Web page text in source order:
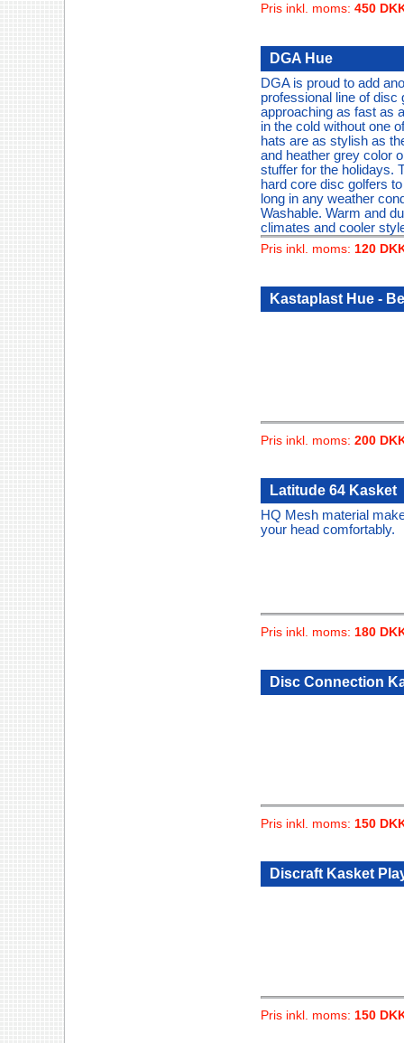
Pris inkl. moms: 450
DGA Hue
DGA is proud to add
professional line of disc
approaching as fast as
in the cold without one
hats are as stylish as
and heather grey color
stuffer for the holidays.
hard core disc golfers
long in any weather
Washable. Warm and
climates and cooler
Pris inkl. moms: 120
Kastaplast Hue -
Pris inkl. moms: 200
Latitude 64 Kasket
HQ Mesh material
your head comfortably.
Pris inkl. moms: 180
Disc Connection
Pris inkl. moms: 150
Discraft Kasket
Pris inkl. moms: 150